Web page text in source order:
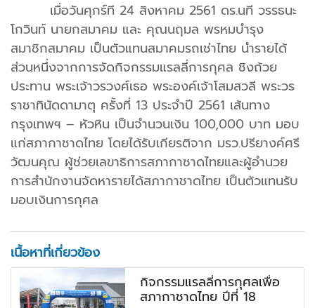
เมื่อวันศุกร์ที 24 สิงหาคม 2561 ดร.นที วรรธนะ
โกวินท์ นายกสมาคม และ คุณนฤมล พรหมบำรุง
สมาชิกสมาคม เป็นตัวแทนสมาคมรถเช่าไทย นำรายได้
ส่วนหนึ่งจากการจัดกิจกรรมแรลลี่การกุศล ชิงถ้วย
ประทาน พระเจ้าวรวงศ์เธอ พระองค์เจ้าโสมสวลี พระวร
ราชาทินัดดามาตุ ครั้งที่ 13 ประจำปี 2561 เส้นทาง
กรุงเทพฯ – หัวหิน เป็นจำนวนเงิน 100,000 บาท มอบ
แก่สภากาชาดไทย โดยได้รับเกียรติจาก มรว.ปรียางค์ศรี
วัฒนคุณ ผู้ช่วยเลขาธิการสภากาชาดไทยและผู้อำนวย
การสำนักงานจัดหารายได้สภากาชาดไทย เป็นตัวแทนรับ
มอบเงินการกุศล
เนื้อหาที่เกี่ยวข้อง
กิจกรรมแรลลี่การกุศลเพื่อ
สภากาชาดไทย ปีที่ 18